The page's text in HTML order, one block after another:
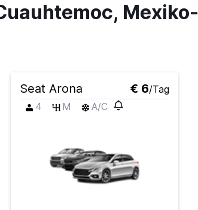
Mexiko-
Seat Arona € 6/Tag
4
M A/C